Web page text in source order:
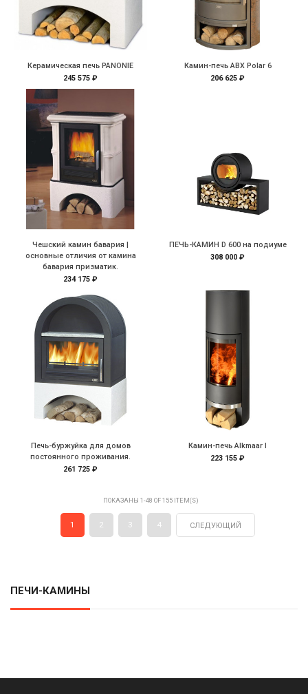
ПЕЧИ-КАМИНЫ
Керамическая печь PANONIE
245 575 ₽
Камин-печь ABX Polar 6
206 625 ₽
Чешский камин бавария |
основные отличия от камина
бавария призматик.
234 175 ₽
ПЕЧЬ-КАМИН D 600 на подиуме
308 000 ₽
Печь-буржуйка для домов
постоянного проживания.
261 725 ₽
Камин-печь Alkmaar I
223 155 ₽
ПОКАЗАНЫ 1-48 OF 155 ITEM(S)
1 2 3 4 СЛЕДУЮЩИЙ